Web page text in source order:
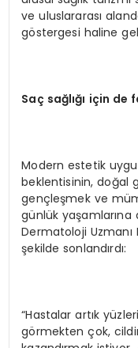
ve uluslararası
göstergesi haline
Saç sağlığı için de
Modern estetik
beklentisinin, doğal
gençleşmek ve
günlük yaşamlarına
Dermatoloji
şekilde sonlandırdı:
“Hastalar artık
görmekten çok,